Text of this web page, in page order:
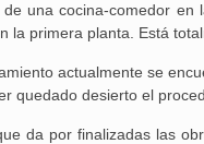
de una cocina-comedor
la primera planta. Está
actualmente se
quedado desierto el
da por finalizadas las